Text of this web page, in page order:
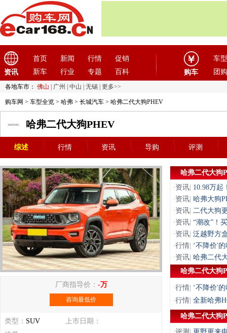
资讯
首页 新闻 行情
促销
新车
行业 专题 百科 购车
车型
团购
各地车市： 佛山 广州 中山 无锡 更多>>
购车网 > 车型全览 > 哈弗 > 长城汽车 > 哈弗二代大狗PHEV
哈弗二代大狗PHEV
综述 行情 资讯 导购 评测
厂商指导价： -万
咨询最低价
类型： SUV
上市日期：
哈弗二代大狗
· 资讯 10.98万
· 资讯 哈弗大狗
· 资讯 二代大狗
· 资讯 “潮改”！
· 资讯 泛越野方
·行情 ‘不降价'
· 资讯 哈弗二代
哈弗二代大狗
·行情 ‘不降价'
·行情 全新哈弗
哈弗二代大狗